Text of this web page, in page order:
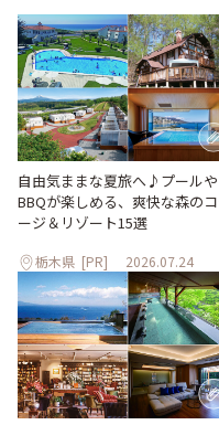
自由気ままな夏旅へ♪プールや
BBQが楽しめる、爽快な森の
ージ＆リゾート15選
栃木県 [PR] 2026.07.24